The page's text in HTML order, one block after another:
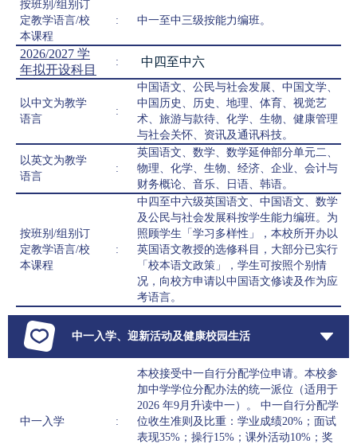
按班别/组别订
定教学语言/校
本课程
: 中一至中三级按能力编班。
2026/2027 学
年拟开设科目
: 中四至中六
以中文为教学
语言
:
中国语文、公民与社会发展、中国文学、
中国历史、历史、地理、体育、视觉艺
术、旅游与款待、化学、生物、健康管理
与社会关怀、资讯及通讯科技。
以英文为教学
语言
:
英国语文、数学、数学延伸部分单元二、
物理、化学、生物、经济、企业、会计与
财务概论、音乐、日语、韩语。
按班别/组别订
定教学语言/校
本课程
:
中四至中六级英国语文、中国语文、数学
及公民与社会发展科按学生能力编班。为
照顾学生「学习多样性」，本校所开办以
英国语文教授的选修科目，大部分已实行
「校本语文政策」，学生可按照个别情
况，向校方申请以中国语文修读及作为应
考语言。
中一入学、迎新活动及健康校园生活
中一入学 :
本校接受中一自行分配学位申请。本校参
加中学学位分配办法的统一派位（适用于
2026 年9月升读中一）。 中一自行分配学
位收生准则及比重：学业成绩20%；面试
表现35%；操行15%；课外活动10%；奖